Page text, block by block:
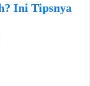
Ini Tipsnya